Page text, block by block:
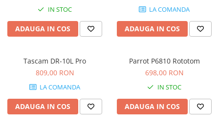
Standuri si stative de monitoare
Subwoofere de studio
Tratament acustic
Accesorii pentru lumini
Bare Led
Cabluri de Alimentare
Case-uri de lumini
Comenzi si controllere
IN STOC
ADAUGA IN COS
LA COMANDA
ADAUGA IN COS
Tascam DR-10L Pro
809,00 RON
LA COMANDA
ADAUGA IN COS
Parrot P6810 Rototom
698,00 RON
IN STOC
ADAUGA IN COS